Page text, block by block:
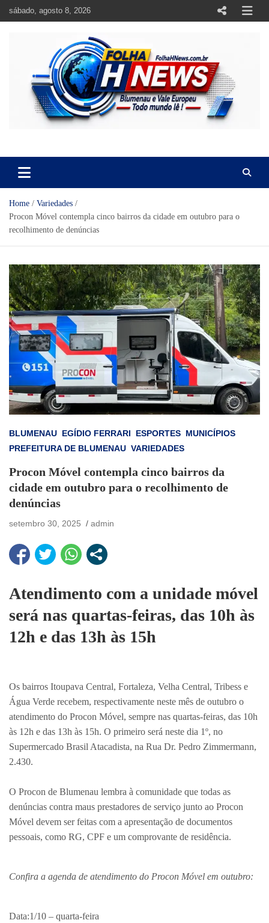
sábado, agosto 8, 2026
Home
Variedades
Procon Móvel contempla cinco bairros da cidade em outubro para o
recolhimento de denúncias
BLUMENAU EGÍDIO FERRARI ESPORTES MUNICÍPIOS
PREFEITURA DE BLUMENAU VARIEDADES
Procon Móvel contempla cinco bairros da
cidade em outubro para o recolhimento de
denúncias
setembro 30, 2025 admin
Atendimento com a unidade móvel
será nas quartas-feiras, das 10h às
12h e das 13h às 15h
Os bairros Itoupava Central, Fortaleza, Velha Central, Tribess e
Água Verde recebem, respectivamente neste mês de outubro o
atendimento do Procon Móvel, sempre nas quartas-feiras, das 10h
às 12h e das 13h às 15h. O primeiro será neste dia 1º, no
Supermercado Brasil Atacadista, na Rua Dr. Pedro Zimmermann,
2.430.
O Procon de Blumenau lembra à comunidade que todas as
denúncias contra maus prestadores de serviço junto ao Procon
Móvel devem ser feitas com a apresentação de documentos
pessoais, como RG, CPF e um comprovante de residência.
Confira a agenda de atendimento do Procon Móvel em outubro:
Data:1/10 – quarta-feira